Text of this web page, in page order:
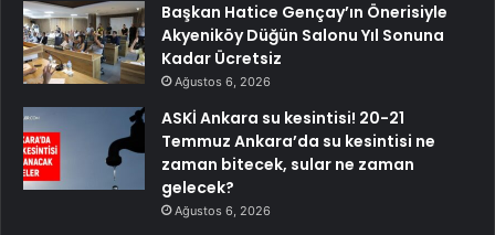
Başkan Hatice Gençay’ın Önerisiyle
Akyeniköy Düğün Salonu Yıl Sonuna
Kadar Ücretsiz
Ağustos 6, 2026
ASKİ Ankara su kesintisi! 20-21
Temmuz Ankara’da su kesintisi ne
zaman bitecek, sular ne zaman
gelecek?
Ağustos 6, 2026